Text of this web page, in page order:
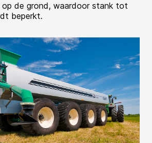
op de grond, waardoor stank tot
beperkt.